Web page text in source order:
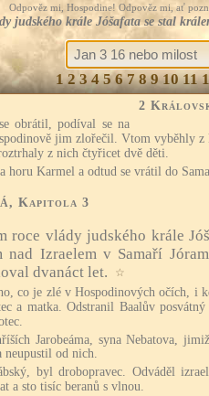
Odpověz mi, Hospodine! Odpověz mi, ať
judského krále Jóšafata se stal
1 2 3 4 5 6 7 8 9 10 11
2
obrátil, podíval se na
jim zlořečil. Vtom vyběhly z
z nich čtyřicet dvě děti.
horu Karmel a odtud se vrátil do
, Kapitola 3
roce vlády judského krále
nad Izraelem v Samaří
dvanáct let.
☆
co je zlé v Hospodinových očích, i
a matka. Odstranil Baalův posvátný
Jarobeáma, syna Nebatova,
neupustil od nich.
byl drobopravec. Odváděl
a sto tisíc beranů s vlnou.